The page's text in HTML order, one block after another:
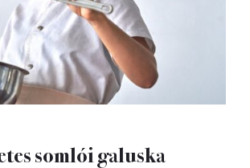
somlói galuska